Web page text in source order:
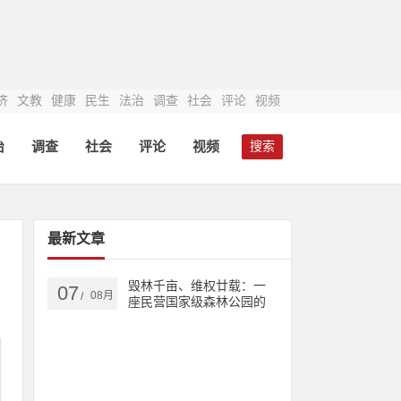
文教 健康 民生 法治 调查 社会 评论 视频
搜索
调查 社会 评论 视频
最新文章
07 / 08月
毁林千亩、维权廿载：一
座民营国家级森林公园的